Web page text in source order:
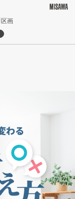
区画